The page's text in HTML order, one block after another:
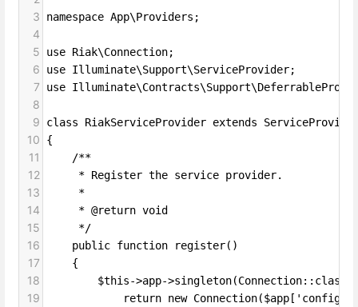
3
namespace App\Providers;
4
5
use Riak\Connection;
6 use Illuminate\Support\ServiceProvider;
7 use
8
9
class RiakServiceProvider extends
10 {
11
    /**
12
     * Register the service provider.
13
     *
14
     * @return void
15
     */
16
    public function register()
17
    {
18
$this->app->singleton(Connection::class,
19
return new